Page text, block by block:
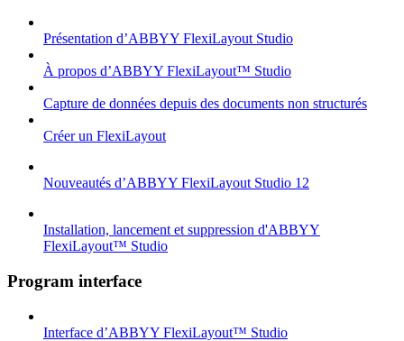
Présentation d’ABBYY FlexiLayout Studio
À propos d’ABBYY FlexiLayout™ Studio
Capture de données depuis des documents non structurés
Créer un FlexiLayout
Nouveautés d’ABBYY FlexiLayout Studio 12
Installation, lancement et suppression d'ABBYY
FlexiLayout™ Studio
Program interface
Interface d’ABBYY FlexiLayout™ Studio